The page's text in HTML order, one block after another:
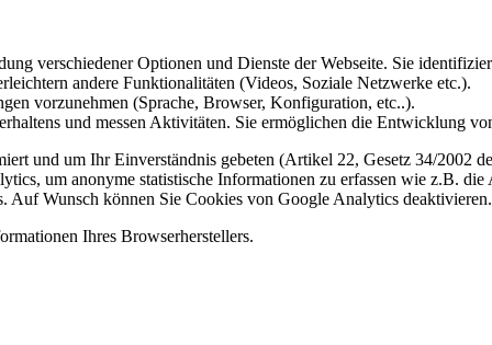
verschiedener Optionen und Dienste der Webseite. Sie
andere Funktionalitäten (Videos, Soziale Netzwerke etc.).
vorzunehmen (Sprache, Browser, Konfiguration, etc..).
und messen Aktivitäten. Sie ermöglichen die Entwicklung
und um Ihr Einverständnis gebeten (Artikel 22, Gesetz 34/2002
um anonyme statistische Informationen zu erfassen wie z.B.
Auf Wunsch können Sie Cookies von Google Analytics deaktivieren.
Ihres Browserherstellers.